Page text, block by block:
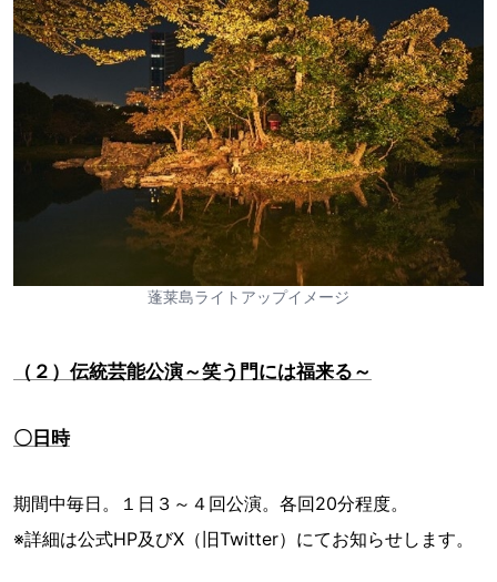
蓬莱島ライトアップイメージ
（２）伝統芸能公演～笑う門には福来る～
〇日時
期間中毎日。１日３～４回公演。各回20分程度。
※詳細は公式HP及びX（旧Twitter）にてお知らせします。